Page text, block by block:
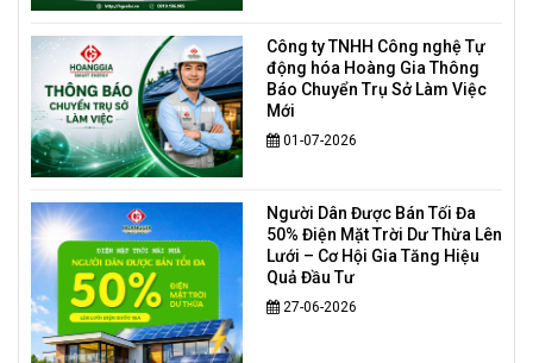
Công ty TNHH Công nghệ Tự
động hóa Hoàng Gia Thông
Báo Chuyển Trụ Sở Làm Việc
Mới
01-07-2026
Người Dân Được Bán Tối Đa
50% Điện Mặt Trời Dư Thừa Lên
Lưới – Cơ Hội Gia Tăng Hiệu
Quả Đầu Tư
27-06-2026